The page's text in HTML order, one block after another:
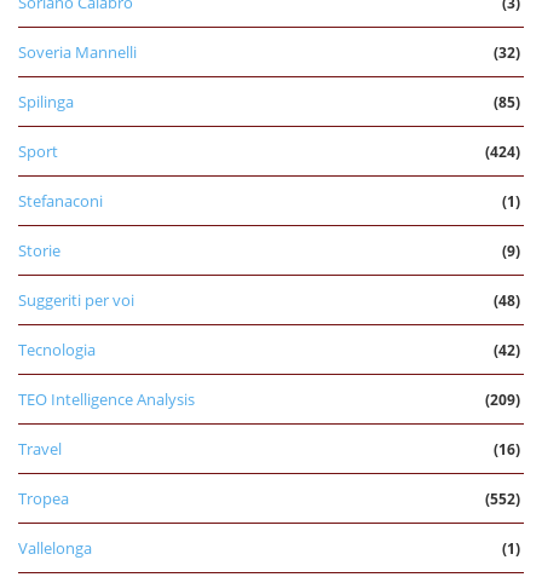
Soveria Mannelli (32)
Spilinga (85)
Sport (424)
Stefanaconi (1)
Storie (9)
Suggeriti per voi (48)
Tecnologia (42)
TEO Intelligence Analysis (209)
Travel (16)
Tropea (552)
Vallelonga (1)